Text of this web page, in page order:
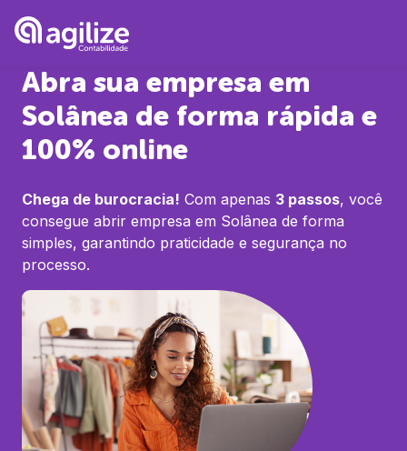
Abra sua empresa em
Solânea de forma rápida e
100% online
Chega de burocracia! Com apenas 3 passos, você
consegue abrir empresa em Solânea de forma
simples, garantindo praticidade e segurança no
processo.